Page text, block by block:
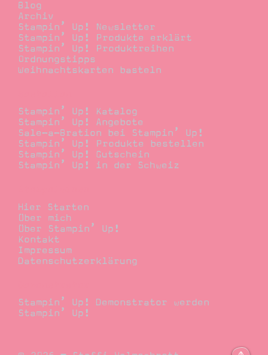
Blog
Archiv
Stampin’ Up! Newsletter
Stampin’ Up! Produkte erklärt
Stampin’ Up! Produktreihen
Ordnungstipps
Weihnachtskarten basteln
Stampin’ Up! Katalog
Stampin’ Up! Angebote
Sale-a-Bration bei Stampin’ Up!
Stampin’ Up! Produkte bestellen
Stampin’ Up! Gutschein
Stampin’ Up! in der Schweiz
Hier Starten
Über mich
Über Stampin’ Up!
Kontakt
Impressum
Datenschutzerklärung
Stampin’ Up! Demonstrator werden
Stampin’ Up!